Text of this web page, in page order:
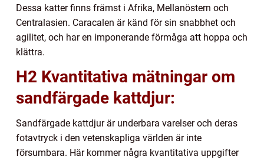
Dessa katter finns främst i Afrika, Mellanöstern och
Centralasien. Caracalen är känd för sin snabbhet och
agilitet, och har en imponerande förmåga att hoppa och
klättra.
H2 Kvantitativa mätningar om
sandfärgade kattdjur:
Sandfärgade kattdjur är underbara varelser och deras
fotavtryck i den vetenskapliga världen är inte
försumbara. Här kommer några kvantitativa uppgifter